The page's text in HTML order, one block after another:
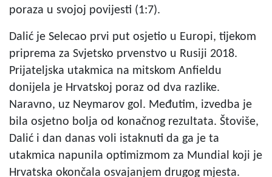
poraza u svojoj povijesti (1:7).
Dalić je Selecao prvi put osjetio u Europi, tijekom
priprema za Svjetsko prvenstvo u Rusiji 2018.
Prijateljska utakmica na mitskom Anfieldu
donijela je Hrvatskoj poraz od dva razlike.
Naravno, uz Neymarov gol. Međutim, izvedba je
bila osjetno bolja od konačnog rezultata. Štoviše,
Dalić i dan danas voli istaknuti da ga je ta
utakmica napunila optimizmom za Mundial koji je
Hrvatska okončala osvajanjem drugog mjesta.